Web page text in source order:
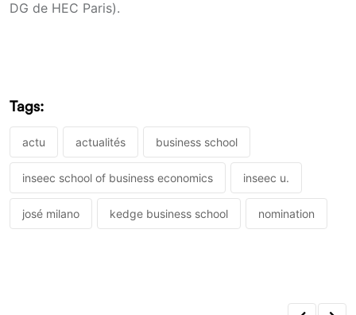
DG de HEC Paris).
Tags:
actu actualités business school
inseec school of business economics inseec u.
josé milano kedge business school nomination